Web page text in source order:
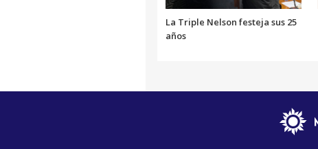
La Triple Nelson festeja sus 25
años